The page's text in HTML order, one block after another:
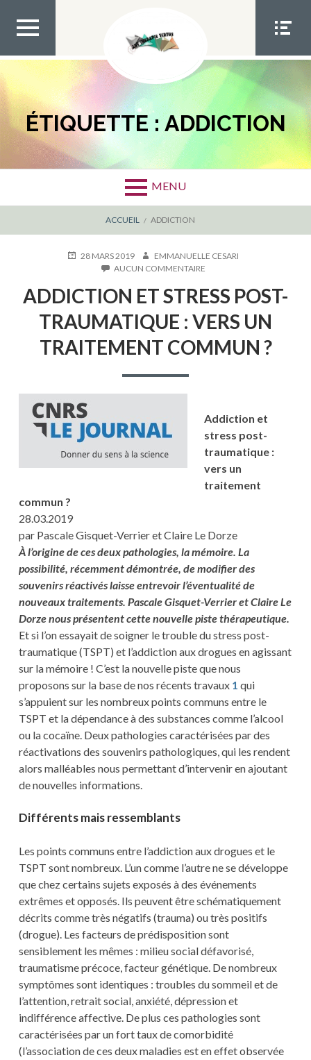
contenu
MEN
U TOP
MEN
U
SOCIA
L
ÉTIQUETTE :ADDICTION
MENU
D'ARIANE
ACCUEIL ADDICTION
PUBLIÉ28 MARS 2019 AUTEUR
EMMANUELLE CESARI
AUCUN COMMENTAIRE
ET
STRESS
POST-
TRAUMATIQUE
VERS
ADDICTION ET STRESS POST-
TRAUMATIQUE : VERS UN
TRAITEMENT COMMUN ?
Addiction et
stress post-
traumatique :
vers un
traitement
commun ?
28.03.2019
par Pascale Gisquet-Verrier et Claire Le Dorze
À l’origine de ces deux pathologies, la mémoire. La
possibilité, récemment démontrée, de modifier des
souvenirs réactivés laisse entrevoir l’éventualité de
nouveaux traitements. Pascale Gisquet-Verrier et Claire Le
Dorze nous présentent cette nouvelle piste thérapeutique.
Et si l’on essayait de soigner le trouble du stress post-
traumatique (TSPT) et l’addiction aux drogues en agissant
sur la mémoire ! C’est la nouvelle piste que nous
proposons sur la base de nos récents travaux 1 qui
s’appuient sur les nombreux points communs entre le
TSPT et la dépendance à des substances comme l’alcool
ou la cocaïne. Deux pathologies caractérisées par des
réactivations des souvenirs pathologiques, qui les rendent
alors malléables nous permettant d’intervenir en ajoutant
de nouvelles informations.
Différents mais ressemblants
Les points communs entre l’addiction aux drogues et le
TSPT sont nombreux. L’un comme l’autre ne se développe
que chez certains sujets exposés à des événements
extrêmes et opposés. Ils peuvent être schématiquement
décrits comme très négatifs (trauma) ou très positifs
(drogue). Les facteurs de prédisposition sont
sensiblement les mêmes : milieu social défavorisé,
traumatisme précoce, facteur génétique. De nombreux
symptômes sont identiques : troubles du sommeil et de
l’attention, retrait social, anxiété, dépression et
indifférence affective. De plus ces pathologies sont
caractérisées par un fort taux de comorbidité
(l’association de ces deux maladies est en effet observée